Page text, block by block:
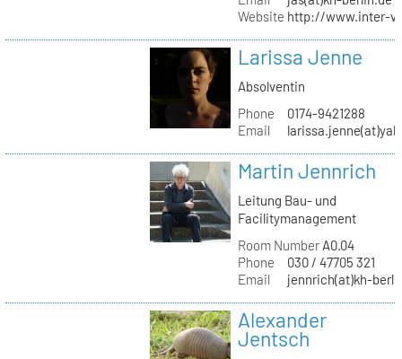
Website http://www.inter-
Larissa Jenne
Absolventin
Phone
0174-9421288
Email
Martin Jennrich
Leitung Bau- und
Facilitymanagement
Room NumberA0.04
Phone
030 / 47705 321
Email
jennrich(at)kh-
Alexander
Jentsch